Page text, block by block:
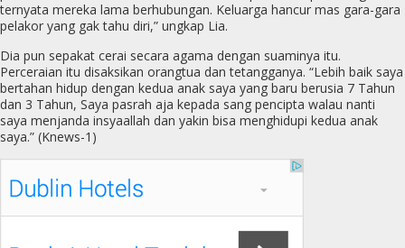
ternyata mereka lama berhubungan. Keluarga hancur mas gara-gara
pelakor yang gak tahu diri,” ungkap Lia.
Dia pun sepakat cerai secara agama dengan suaminya itu.
Perceraian itu disaksikan orangtua dan tetangganya. “Lebih baik saya
bertahan hidup dengan kedua anak saya yang baru berusia 7 Tahun
dan 3 Tahun, Saya pasrah aja kepada sang pencipta walau nanti
saya menjanda insyaallah dan yakin bisa menghidupi kedua anak
saya.” (Knews-1)